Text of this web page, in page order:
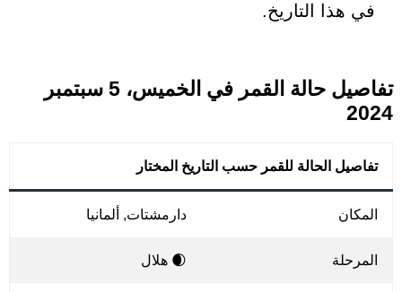
في هذا التاريخ.
تفاصيل حالة القمر في الخميس، 5 سبتمبر
2024
تفاصيل الحالة للقمر حسب التاريخ المختار
المكان دارمشتات, ألمانيا
المرحلة 🌒 هلال